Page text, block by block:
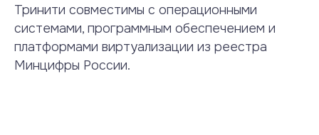
Тринити совместимы с операционными
системами, программным обеспечением и
платформами виртуализации из реестра
Минцифры России.